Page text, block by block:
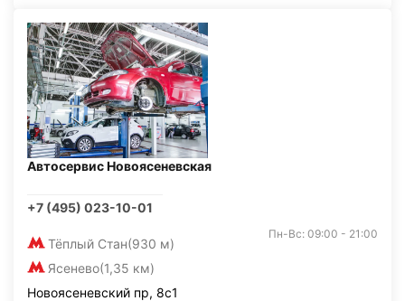
Автосервис Новоясеневская
+7 (495) 023-10-01
Тёплый Стан(930 м)
Ясенево(1,35 км)
Пн-Вс: 09:00 - 21:00
Новоясеневский пр, 8с1